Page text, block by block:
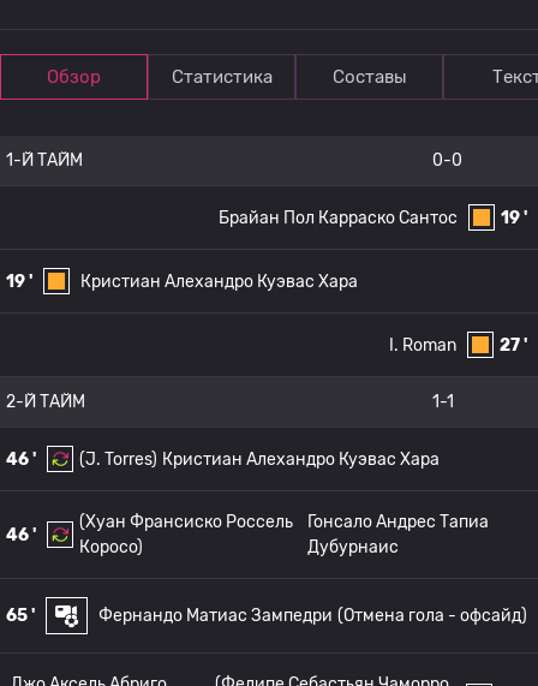
Обзор Статистика Составы
1-Й ТАЙМ 0-0
19 '
Брайан Пол Карраско Сантос
19 ' Кристиан Алехандро Куэвас Хара
27 '
I. Roman
2-Й ТАЙМ 1-1
46 ' (J. Torres) Кристиан Алехандро Куэвас Хара
46 '
(Хуан Франсиско Россель
Коросо)
Гонсало Андрес Тапиа
Дубурнаис
65 ' Фернандо Матиас Зампедри (Отмена гола - офсайд)